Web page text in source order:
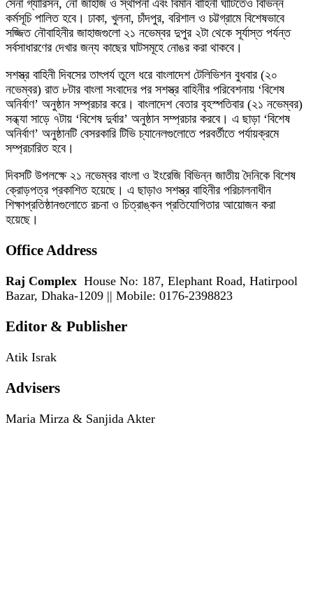
সেনা গ্যারিসন, নৌ জাহাজ ও স্থাপনা এবং বিমান বাহিনী ঘাঁটিতেও বিভিন্ন
কর্মসূচি পালিত হবে। ঢাকা, খুলনা, চাঁদপুর, বরিশাল ও চট্টগ্রামে বিশেষভাবে
সজ্জিত নৌবাহিনীর জাহাজগুলো ২১ নভেম্বর দুপুর ২টা থেকে সূর্যাস্ত পর্যন্ত
সর্বসাধারণের দেখার জন্য কাছের ঘাটসমূহে নোঙর করা থাকবে।
সশস্ত্র বাহিনী দিবসের তাৎপর্য তুলে ধরে বাংলাদেশ টেলিভিশন বুধবার (২০
নভেম্বর) রাত ৮টার বাংলা সংবাদের পর সশস্ত্র বাহিনীর পরিবেশনায় ‘বিশেষ
অনির্বাণ’ অনুষ্ঠান সম্প্রচার করে। বাংলাদেশ বেতার বৃহস্পতিবার (২১ নভেম্বর)
সন্ধ্যা সাড়ে ৭টায় ‘বিশেষ দুর্বার’ অনুষ্ঠান সম্প্রচার করবে। এ ছাড়া ‘বিশেষ
অনির্বাণ’ অনুষ্ঠানটি বেসরকারি টিভি চ্যানেলগুলোতে পরবর্তীতে পর্যায়ক্রমে
সম্প্রচারিত হবে।
দিবসটি উপলক্ষে ২১ নভেম্বর বাংলা ও ইংরেজি বিভিন্ন জাতীয় দৈনিকে বিশেষ
ক্রোড়পত্র প্রকাশিত হয়েছে। এ ছাড়াও সশস্ত্র বাহিনীর পরিচালনাধীন
শিক্ষাপ্রতিষ্ঠানগুলোতে রচনা ও চিত্রাঙ্কন প্রতিযোগিতার আয়োজন করা
হয়েছে।
Office Address
Raj Complex House No: 187, Elephant Road, Hatirpool
Bazar, Dhaka-1209 || Mobile: 0176-2398823
Editor & Publisher
Atik Israk
Advisers
Maria Mirza & Sanjida Akter